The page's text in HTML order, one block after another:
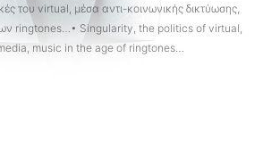
του virtual, μέσα αντι-κοινωνικής δικτύωσης,
ringtones…• Singularity, the politics of virtual,
music in the age of ringtones…